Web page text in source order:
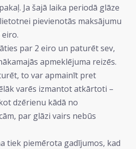
Ja šajā laika periodā glāze
pievienotās maksājumu
par 2 eiro un paturēt sev,
apmeklējuma reizēs.
to var apmainīt pret
varēs izmantot atkārtoti –
dzērienu kādā no
par glāzi vairs nebūs
tiek piemērota gadījumos, kad